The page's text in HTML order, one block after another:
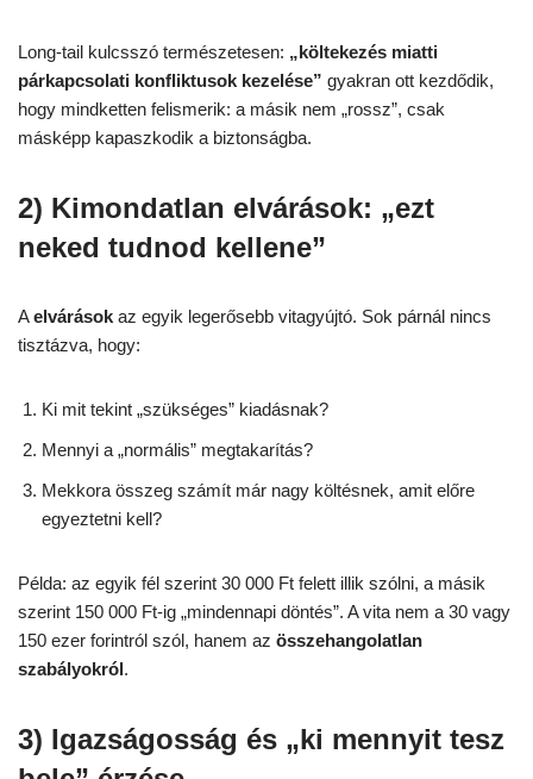
Long-tail kulcsszó természetesen: „költekezés miatti
párkapcsolati konfliktusok kezelése” gyakran ott kezdődik,
hogy mindketten felismerik: a másik nem „rossz”, csak
másképp kapaszkodik a biztonságba.
2) Kimondatlan elvárások: „ezt
neked tudnod kellene”
Aelvárások az egyik legerősebb vitagyújtó. Sok párnál nincs
tisztázva, hogy:
Ki mit tekint „szükséges” kiadásnak?
Mennyi a „normális” megtakarítás?
Mekkora összeg számít már nagy költésnek, amit előre
egyeztetni kell?
Példa: az egyik fél szerint 30 000 Ft felett illik szólni, a másik
szerint 150 000 Ft-ig „mindennapi döntés”. A vita nem a 30 vagy
150 ezer forintról szól, hanem az összehangolatlan
szabályokról.
3) Igazságosság és „ki mennyit tesz